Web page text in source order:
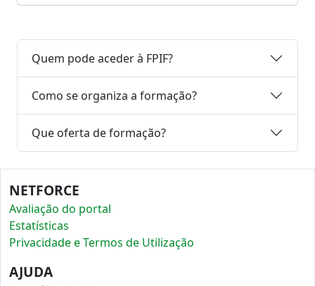
Quem pode aceder à FPIF?
Como se organiza a formação?
Que oferta de formação?
NETFORCE
Avaliação do portal
Estatísticas
Privacidade e Termos de Utilização
AJUDA